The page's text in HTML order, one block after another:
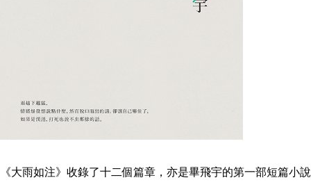
《大雨如注》收錄了十二個篇章，亦是畢飛宇的第一部短篇小說